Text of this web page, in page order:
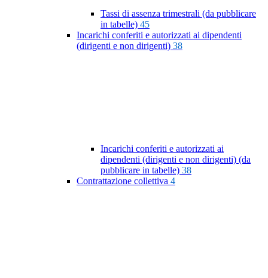
Tassi di assenza trimestrali (da pubblicare
in tabelle) 45
Incarichi conferiti e autorizzati ai dipendenti
(dirigenti e non dirigenti) 38
Incarichi conferiti e autorizzati ai
dipendenti (dirigenti e non dirigenti) (da
pubblicare in tabelle) 38
Contrattazione collettiva 4